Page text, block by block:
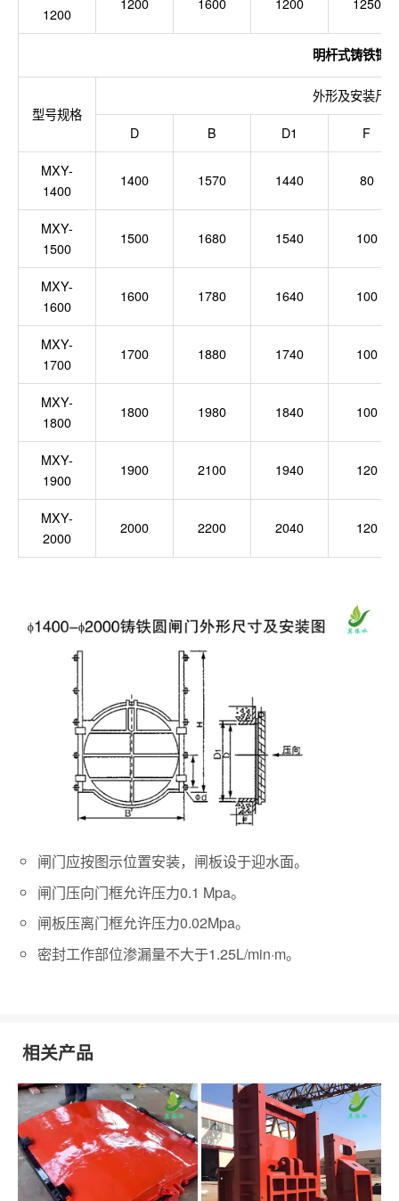
1200
1200 1600 1200 1250
明杆式铸铁镶
型号规格
外形及安装尺
D B D1 F
MXY-
1400
1400 1570 1440 80
MXY-
1500
1500 1680 1540 100
MXY-
1600
1600 1780 1640 100
MXY-
1700
1700 1880 1740 100
MXY-
1800
1800 1980 1840 100
MXY-
1900
1900 2100 1940 120
MXY-
2000
2000 2200 2040 120
闸门应按图示位置安装，闸板设于迎水面。
闸门压向门框允许压力0.1 Mpa。
闸板压离门框允许压力0.02Mpa。
密封工作部位渗漏量不大于1.25L/min·m。
相关产品